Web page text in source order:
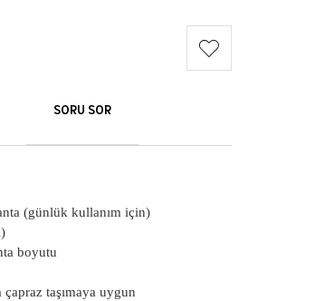
SORU SOR
(günlük kullanım için)
boyutu
taşımaya uygun